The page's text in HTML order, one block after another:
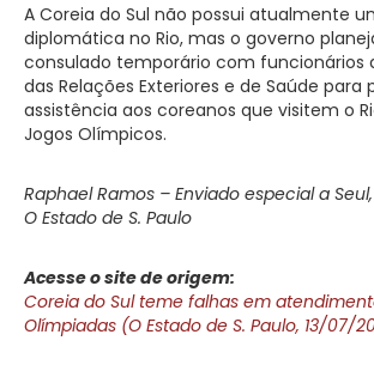
A Coreia do Sul não possui atualmente
diplomática no Rio, mas o governo
consulado temporário com funcionários
das Relações Exteriores e de Saúde para
assistência aos coreanos que visitem o
Jogos Olímpicos.
Raphael Ramos – Enviado especial a Seul,
O Estado de S. Paulo
Acesse o site de origem:
Coreia do Sul teme falhas em
Olímpiadas (O Estado de S. Paulo, 13/07/